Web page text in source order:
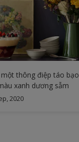
thông điệp táo bạo
xanh dương sẫm
2020